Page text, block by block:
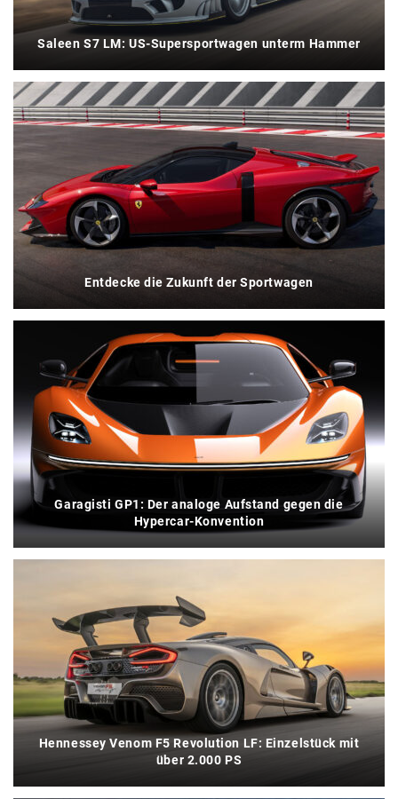
Saleen S7 LM: US-Supersportwagen unterm Hammer
Entdecke die Zukunft der Sportwagen
Garagisti GP1: Der analoge Aufstand gegen die
Hypercar-Konvention
Hennessey Venom F5 Revolution LF: Einzelstück mit
über 2.000 PS